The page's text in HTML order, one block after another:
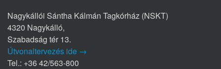
Nagykállói Sántha Kálmán Tagkórház (NSKT)
4320 Nagykálló,
Szabadság tér 13.
Útvonaltervezés ide →
Tel.: +36 42/563-800